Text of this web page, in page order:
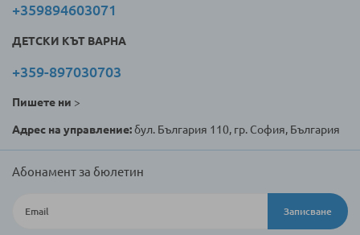
+359894603071
ДЕТСКИ КЪТ ВАРНА
+359-897030703
Пишете ни >
Адрес на управление:бул. България 110, гр. София, България
Абонамент за бюлетин
Записване